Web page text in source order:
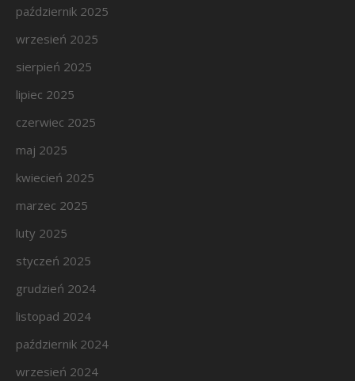
październik 2025
wrzesień 2025
sierpień 2025
lipiec 2025
czerwiec 2025
maj 2025
kwiecień 2025
marzec 2025
luty 2025
styczeń 2025
grudzień 2024
listopad 2024
październik 2024
wrzesień 2024